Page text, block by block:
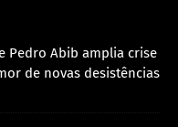
Pedro Abib amplia crise
de novas desistências